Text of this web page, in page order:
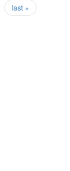
last »